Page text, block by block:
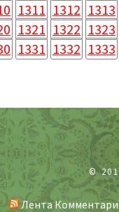
1311 1312 1313
1321 1322 1323
1331 1332 1333
©
Лента